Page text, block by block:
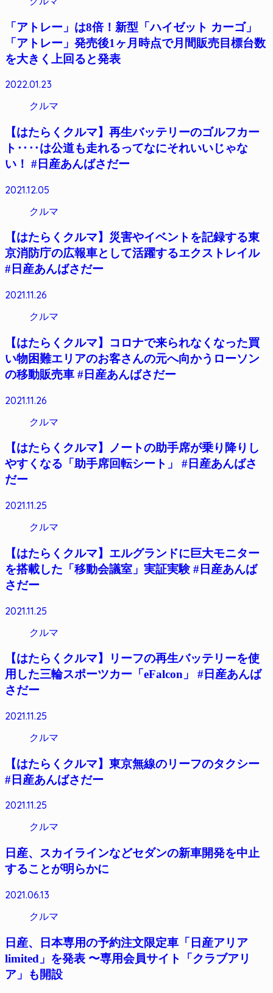
「アトレー」は8倍！新型「ハイゼット カーゴ」
「アトレー」発売後1ヶ月時点で月間販売目標台数
を大きく上回ると発表
2022.01.23
クルマ
【はたらくクルマ】再生バッテリーのゴルフカー
ト‥‥は公道も走れるってなにそれいいじゃな
い！ #日産あんばさだー
2021.12.05
クルマ
【はたらくクルマ】災害やイベントを記録する東
京消防庁の広報車として活躍するエクストレイル
#日産あんばさだー
2021.11.26
クルマ
【はたらくクルマ】コロナで来られなくなった買
い物困難エリアのお客さんの元へ向かうローソン
の移動販売車 #日産あんばさだー
2021.11.26
クルマ
【はたらくクルマ】ノートの助手席が乗り降りし
やすくなる「助手席回転シート」 #日産あんばさ
だー
2021.11.25
クルマ
【はたらくクルマ】エルグランドに巨大モニター
を搭載した「移動会議室」実証実験 #日産あんば
さだー
2021.11.25
クルマ
【はたらくクルマ】リーフの再生バッテリーを使
用した三輪スポーツカー「eFalcon」 #日産あんば
さだー
2021.11.25
クルマ
【はたらくクルマ】東京無線のリーフのタクシー
#日産あんばさだー
2021.11.25
クルマ
日産、スカイラインなどセダンの新車開発を中止
することが明らかに
2021.06.13
クルマ
日産、日本専用の予約注文限定車「日産アリア
limited」を発表 〜専用会員サイト「クラブアリ
ア」も開設